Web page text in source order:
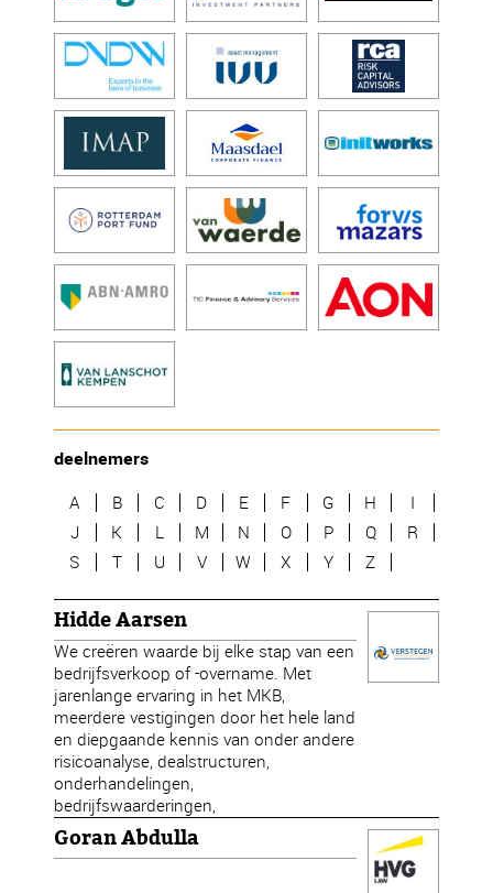
deelnemers
A B C D E F G H
I
J
K L M N O P Q
R
S
T U V W X Y Z
Hidde Aarsen
We creëren waarde bij elke stap van een
bedrijfsverkoop of -overname. Met
jarenlange ervaring in het MKB,
meerdere vestigingen door het hele land
en diepgaande kennis van onder andere
risicoanalyse, dealstructuren,
onderhandelingen,
bedrijfswaarderingen,
Goran Abdulla